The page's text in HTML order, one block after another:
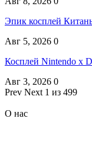
Эпик косплей
Авг 5, 2026 0
Косплей Nintendo x
Авг 3, 2026 0
Prev Next 1 из 499
О нас